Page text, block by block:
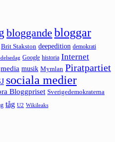
bloggande bloggar
Brit Stakston deepedition demokrati
Google historia Internet
media musik Mymlan Piratpartiet
sociala medier
Bloggpriset Sverigedemokraterna
tåg U2 Wikileaks